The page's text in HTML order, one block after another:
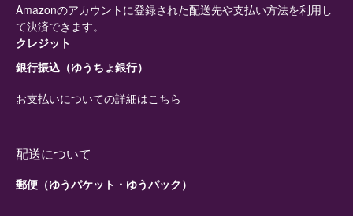
Amazonのアカウントに登録された配送先や支払い方法を利用し
て決済できます。
クレジット
銀行振込（ゆうちょ銀行）
お支払いについての詳細はこちら
配送について
郵便（ゆうパケット・ゆうパック）